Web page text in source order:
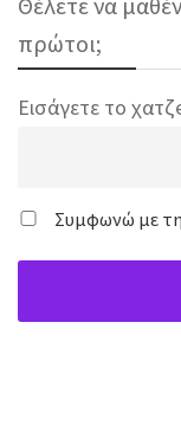
πρώτοι;
Εισάγετε το
Συμφωνώ με